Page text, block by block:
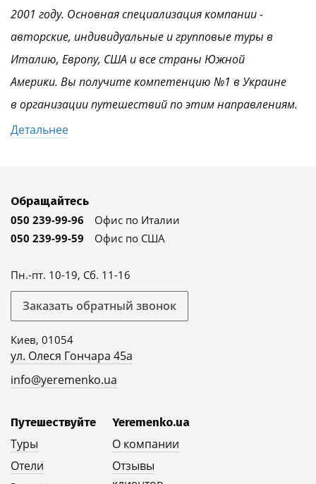
2001 году. Основная специализация компании -
авторские, индивидуальные и групповые туры в
Италию, Европу, США и все страны Южной
Америки. Вы получите компетенцию №1 в Украине
в организации путешествий по этим направлениям.
Детальнее
Обращайтесь
050 239-99-96
Офис по Италии
050 239-99-59
Офис по США
Пн.-пт. 10-19, Сб. 11-16
Заказать обратный звонок
Киев, 01054
ул. Олеся Гончара 45а
info@yeremenko.ua
Путешествуйте
Туры
Отели
Yeremenko.ua
О компании
Отзывы